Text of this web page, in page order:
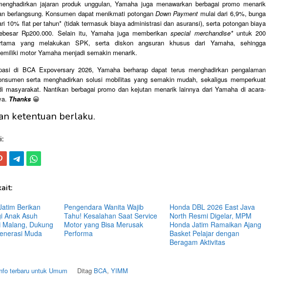
jajaran produk unggulan, Yamaha juga menawarkan berbagai promo menarik
berlangsung. Konsumen dapat menikmati potongan Down Payment mulai dari 6,9%, bunga
10% flat per tahun* (tidak termasuk biaya administrasi dan asuransi), serta potongan biaya
Rp200.000. Selain itu, Yamaha juga memberikanspecial merchandise* untuk 200
yang melakukan SPK, serta diskon angsuran khusus dari Yamaha, sehingga
motor Yamaha menjadi semakin menarik.
di BCA Expoversary 2026, Yamaha berharap dapat terus menghadirkan pengalaman
serta menghadirkan solusi mobilitas yang semakin mudah, sekaligus memperkuat
masyarakat. Nantikan berbagai promo dan kejutan menarik lainnya dari Yamaha di acara-
Thanks 😀
ketentuan berlaku.
Berikan
Anak Asuh
Dukung
Muda
Pengendara Wanita Wajib
Tahu! Kesalahan Saat Service
Motor yang Bisa Merusak
Performa
Honda DBL 2026 East Java
North Resmi Digelar, MPM
Honda Jatim Ramaikan Ajang
Basket Pelajar dengan
Beragam Aktivitas
terbaru untuk Umum Ditag BCA, YIMM